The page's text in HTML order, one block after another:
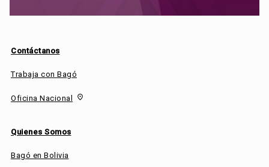
Contáctanos
Trabaja con Bagó
Oficina Nacional fmd_good
Quienes Somos
Bagó en Bolivia